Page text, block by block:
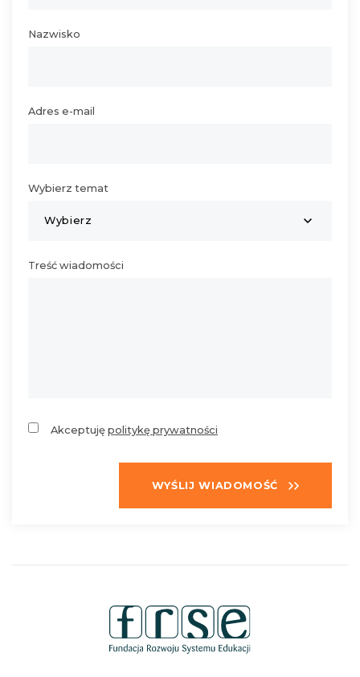
Nazwisko
Adres e-mail
Wybierz temat
Wybierz
Treść wiadomości
Akceptuję politykę prywatności